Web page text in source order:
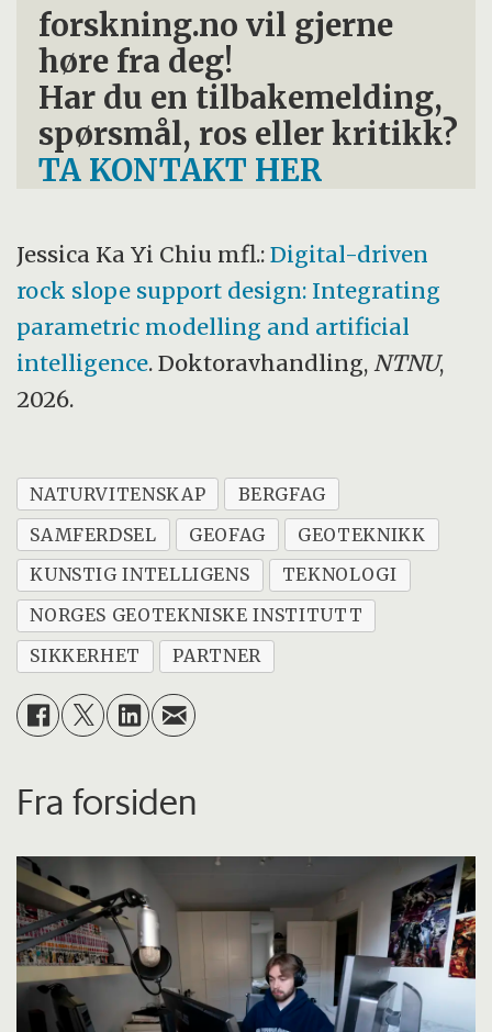
forskning.no vil gjerne
høre fra deg!
Har du en tilbakemelding,
spørsmål, ros eller kritikk?
TA KONTAKT HER
Jessica Ka Yi Chiu mfl.:Digital-driven
rock slope support design: Integrating
parametric modelling and artificial
intelligence. Doktoravhandling, NTNU,
2026.
NATURVITENSKAP
BERGFAG
SAMFERDSEL
GEOFAG
GEOTEKNIKK
KUNSTIG INTELLIGENS
TEKNOLOGI
NORGES GEOTEKNISKE INSTITUTT
SIKKERHET
PARTNER
Fra forsiden